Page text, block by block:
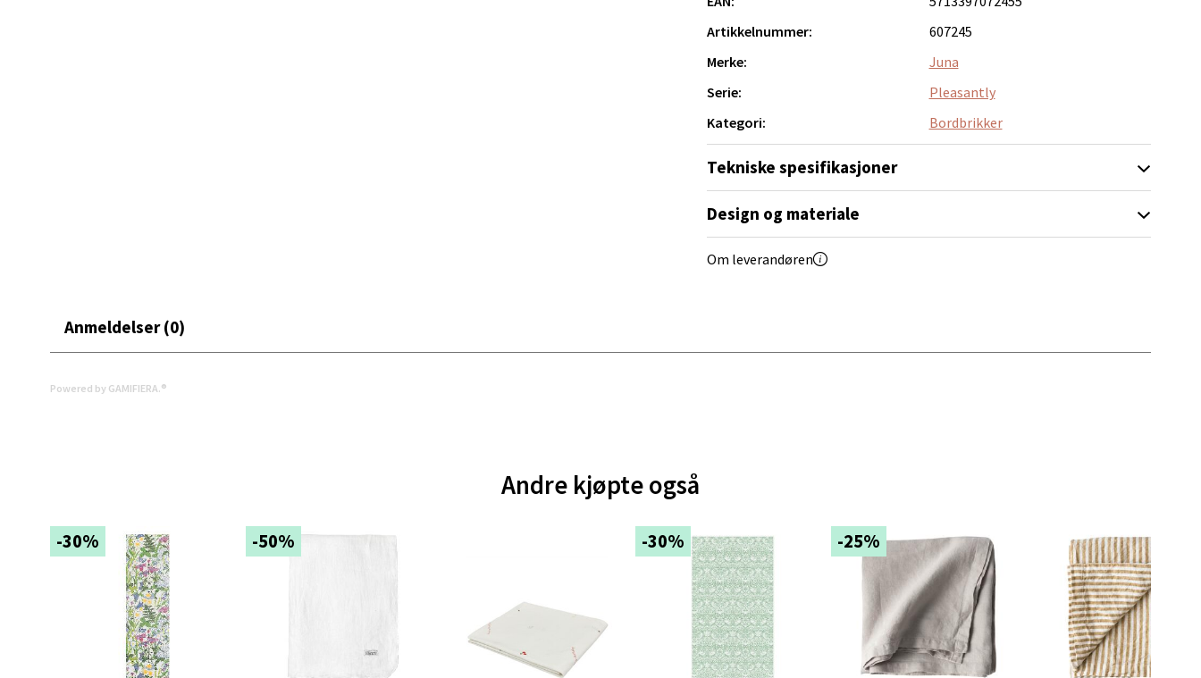
Artikkelnummer:
607245
Merke:
Juna
Serie:
Pleasantly
Kategori:
Bordbrikker
Tekniske spesifikasjoner
Design og materiale
Om leverandøren
Anmeldelser (0)
Powered by GAMIFIERA.®
Andre kjøpte også
-30% -50% -30% -25%
Ålesund - Thon Senter Moa